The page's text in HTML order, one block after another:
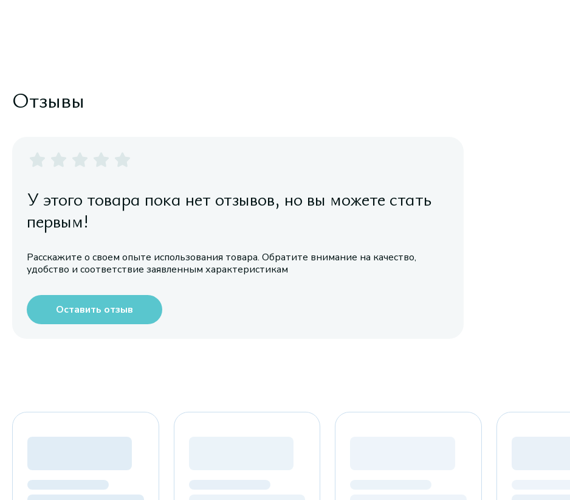
Отзывы
У этого товара пока нет отзывов, но вы можете стать
первым!
Расскажите о своем опыте использования товара. Обратите внимание на качество,
удобство и соответствие заявленным характеристикам
Оставить отзыв